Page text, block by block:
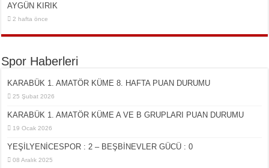
AYGÜN KIRIK
2 hafta önce
Spor Haberleri
KARABÜK 1. AMATÖR KÜME 8. HAFTA PUAN DURUMU
25 Şubat 2026
KARABÜK 1. AMATÖR KÜME A VE B GRUPLARI PUAN DURUMU
19 Ocak 2026
YEŞİLYENİCESPOR : 2 – BEŞBİNEVLER GÜCÜ : 0
08 Aralık 2025